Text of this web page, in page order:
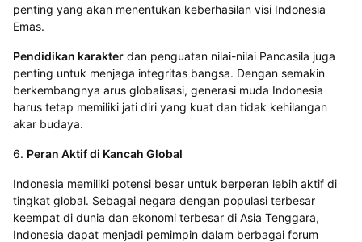
penting yang akan menentukan keberhasilan visi Indonesia
Emas.
Pendidikan karakter dan penguatan nilai-nilai Pancasila juga
penting untuk menjaga integritas bangsa. Dengan semakin
berkembangnya arus globalisasi, generasi muda Indonesia
harus tetap memiliki jati diri yang kuat dan tidak kehilangan
akar budaya.
6. Peran Aktif di Kancah Global
Indonesia memiliki potensi besar untuk berperan lebih aktif di
tingkat global. Sebagai negara dengan populasi terbesar
keempat di dunia dan ekonomi terbesar di Asia Tenggara,
Indonesia dapat menjadi pemimpin dalam berbagai forum